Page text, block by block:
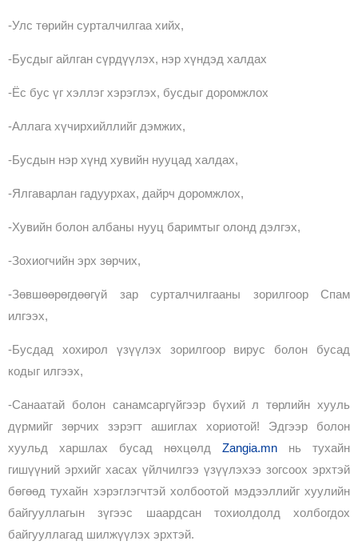
-Улс төрийн сурталчилгаа хийх,
-Бусдыг айлган сүрдүүлэх, нэр хүндэд халдах
-Ёс бус үг хэллэг хэрэглэх, бусдыг доромжлох
-Аллага хүчирхийллийг дэмжих,
-Бусдын нэр хүнд хувийн нууцад халдах,
-Ялгаварлан гадуурхах, дайрч доромжлох,
-Хувийн болон албаны нууц баримтыг олонд дэлгэх,
-Зохиогчийн эрх зөрчих,
-Зөвшөөрөгдөөгүй зар сурталчилгааны зорилгоор Спам
илгээх,
-Бусдад хохирол үзүүлэх зорилгоор вирус болон бусад
кодыг илгээх,
-Санаатай болон санамсаргүйгээр бүхий л төрлийн хууль
дүрмийг зөрчих зэрэгт ашиглах хориотой! Эдгээр болон
хуульд харшлах бусад нөхцөлд Zangia.mn нь тухайн
гишүүний эрхийг хасах үйлчилгээ үзүүлэхээ зогсоох эрхтэй
бөгөөд тухайн хэрэглэгчтэй холбоотой мэдээллийг хуулийн
байгууллагын зүгээс шаардсан тохиолдолд холбогдох
байгууллагад шилжүүлэх эрхтэй.